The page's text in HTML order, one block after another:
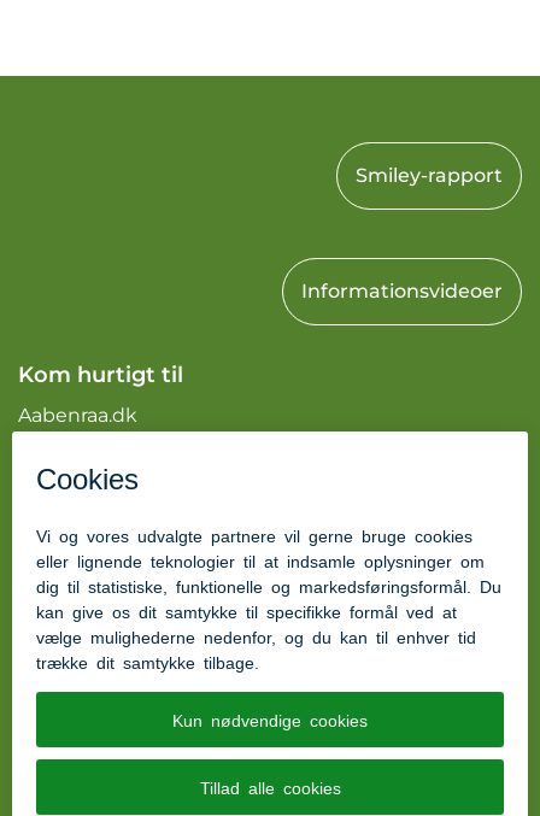
Kontakt os
Ring til os på tlf. 73 76 87 50
Kl. 07.00 - 13.00 på alle hverdage
Kom hurtigt til
Aabenraa.dk
tilgængelighedserklæring
Autorisations nummer: 5561
Smiley-rapport
Informationsvideoer